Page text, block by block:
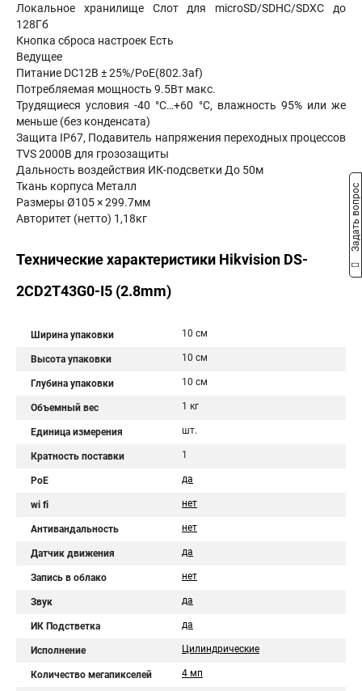
Локальное хранилище Слот для microSD/SDHC/SDXC до
128Гб
Кнопка сброса настроек Есть
Ведущее
Питание DC12В ± 25%/PoE(802.3af)
Потребляемая мощность 9.5Вт макс.
Трудящиеся условия -40 °C…+60 °C, влажность 95% или же
меньше (без конденсата)
Защита IP67, Подавитель напряжения переходных процессов
TVS 2000В для грозозащиты
Дальность воздействия ИК-подсветки До 50м
Ткань корпуса Металл
Размеры Ø105 × 299.7мм
Авторитет (нетто) 1,18кг
Технические характеристики Hikvision DS-
2CD2T43G0-I5 (2.8mm)
Ширина упаковки 10 см
Высота упаковки 10 см
Глубина упаковки 10 см
Объемный вес 1 кг
Единица измерения шт.
Кратность поставки 1
PoE да
wi fi нет
Антивандальность нет
Датчик движения да
Запись в облако нет
Звук да
ИК Подстветка да
Исполнение Цилиндрические
Количество мегапикселей 4 мп
Задать вопрос